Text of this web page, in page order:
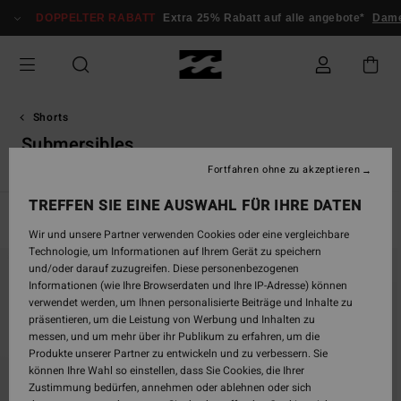
zur
Auswahl
springen
DOPPELTER RABATT Extra 25% Rabatt auf alle angebote*
Shorts
Submersibles
Direkt
Filterkriterien
springen
Überspringen
filtern
TREFFEN SIE EINE AUSWAHL FÜR IHRE DATEN
Wir und unsere Partner verwenden Cookies oder eine vergleichbare
Technologie, um Informationen auf Ihrem Gerät zu speichern
und/oder darauf zuzugreifen. Diese personenbezogenen
Informationen (wie Ihre Browserdaten und Ihre IP-Adresse) können
verwendet werden, um Ihnen personalisierte Beiträge und Inhalte zu
präsentieren, um die Leistung von Werbung und Inhalten zu
messen, und um mehr über ihr Publikum zu erfahren, um die
Produkte unserer Partner zu entwickeln und zu verbessern. Sie
können Ihre Wahl so einstellen, dass Sie Cookies, die Ihrer
Zustimmung bedürfen, annehmen oder ablehnen oder sich
Fortfahren ohne zu akzeptieren